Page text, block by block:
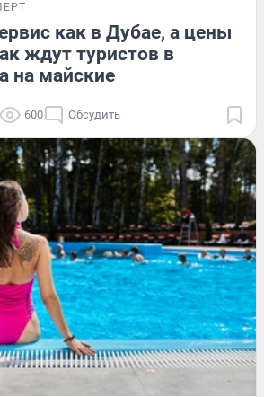
как в Дубае, а цены
ждут туристов в
на майские
600 Обсудить